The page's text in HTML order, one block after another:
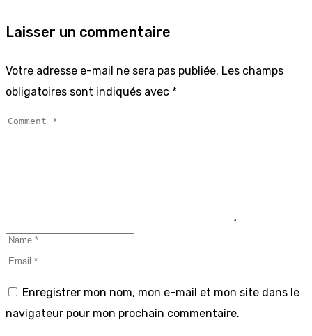
Laisser un commentaire
Votre adresse e-mail ne sera pas publiée. Les champs
obligatoires sont indiqués avec *
Enregistrer mon nom, mon e-mail et mon site dans le
navigateur pour mon prochain commentaire.